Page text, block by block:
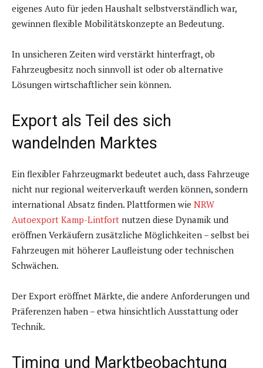
eigenes Auto für jeden Haushalt selbstverständlich war,
gewinnen flexible Mobilitätskonzepte an Bedeutung.
In unsicheren Zeiten wird verstärkt hinterfragt, ob
Fahrzeugbesitz noch sinnvoll ist oder ob alternative
Lösungen wirtschaftlicher sein können.
Export als Teil des sich
wandelnden Marktes
Ein flexibler Fahrzeugmarkt bedeutet auch, dass Fahrzeuge
nicht nur regional weiterverkauft werden können, sondern
international Absatz finden. Plattformen wie NRW
Autoexport Kamp-Lintfort nutzen diese Dynamik und
eröffnen Verkäufern zusätzliche Möglichkeiten – selbst bei
Fahrzeugen mit höherer Laufleistung oder technischen
Schwächen.
Der Export eröffnet Märkte, die andere Anforderungen und
Präferenzen haben – etwa hinsichtlich Ausstattung oder
Technik.
Timing und Marktbeobachtung